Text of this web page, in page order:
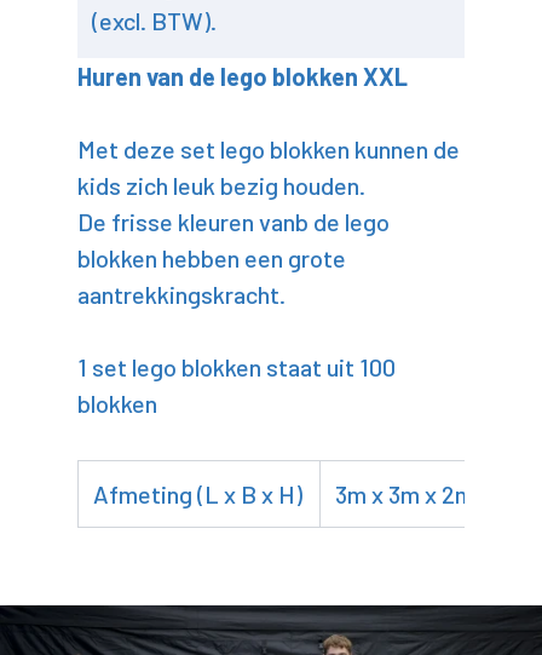
(excl. BTW).
Huren van de lego blokken XXL
Met deze set lego blokken kunnen de
kids zich leuk bezig houden.
De frisse kleuren vanb de lego
blokken hebben een grote
aantrekkingskracht.
1 set lego blokken staat uit 100
blokken
Afmeting (L x B x H) 3m x 3m x 2m